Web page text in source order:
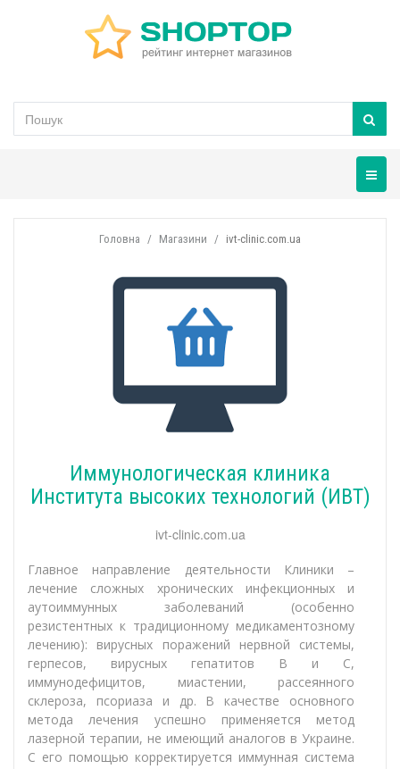
Головна Магазини ivt-clinic.com.ua
Иммунологическая клиника
Института высоких технологий (ИВТ)
ivt-clinic.com.ua
Главное направление деятельности Клиники –
лечение сложных хронических инфекционных и
аутоиммунных заболеваний (особенно
резистентных к традиционному медикаментозному
лечению): вирусных поражений нервной системы,
герпесов, вирусных гепатитов В и С,
иммунодефицитов, миастении, рассеянного
склероза, псориаза и др. В качестве основного
метода лечения успешно применяется метод
лазерной терапии, не имеющий аналогов в Украине.
С его помощью корректируется иммунная система